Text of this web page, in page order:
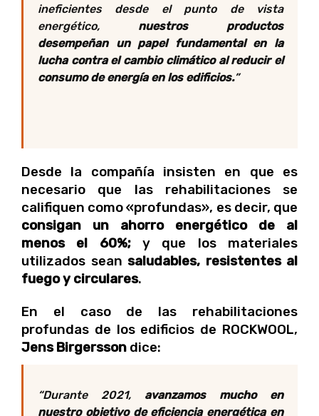
ineficientes desde el punto de vista
energético, nuestros productos
desempeñan un papel fundamental en la
lucha contra el cambio climático al reducir el
consumo de energía en los edificios.”
Desde la compañía insisten en que es
necesario que las rehabilitaciones se
califiquen como «profundas», es decir, que
consigan un ahorro energético de al
menos el 60%;y que los materiales
utilizados sean saludables, resistentes al
fuego y circulares.
En el caso de las rehabilitaciones
profundas de los edificios de ROCKWOOL,
Jens Birgersson dice:
“Durante 2021, avanzamos mucho en
nuestro objetivo de eficiencia energética en